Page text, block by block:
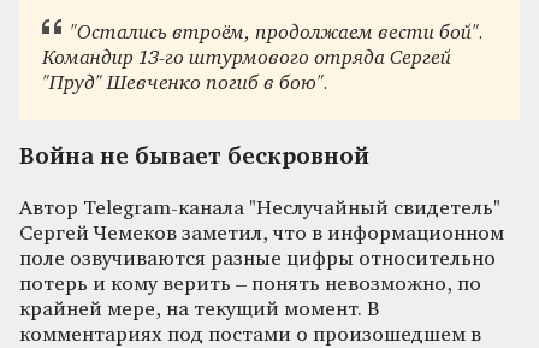
"Остались втроём, продолжаем вести бой".
Командир 13-го штурмового отряда Сергей
"Пруд" Шевченко погиб в бою".
Война не бывает бескровной
Автор Telegram-канала "Неслучайный свидетель"
Сергей Чемеков заметил, что в информационном
поле озвучиваются разные цифры относительно
потерь и кому верить – понять невозможно, по
крайней мере, на текущий момент. В
комментариях под постами о произошедшем в